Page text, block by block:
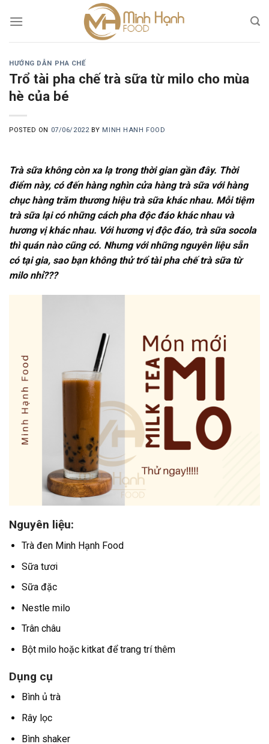
HƯỚNG DẪN PHA CHẾ
Trổ tài pha chế trà sữa từ milo cho mùa
hè của bé
POSTED ON 07/06/2022 BY MINH HANH FOOD
Trà sữa không còn xa lạ trong thời gian gần đây. Thời
điểm này, có đến hàng nghìn cửa hàng trà sữa với hàng
chục hàng trăm thương hiệu trà sữa khác nhau. Mỗi tiệm
trà sữa lại có những cách pha độc đáo khác nhau và
hương vị khác nhau. Với hương vị độc đáo, trà sữa socola
thì quán nào cũng có. Nhưng với những nguyên liệu sẵn
có tại gia, sao bạn không thử trổ tài pha chế trà sữa từ
milo nhỉ???
Nguyên liệu:
Trà đen Minh Hạnh Food
Sữa tươi
Sữa đặc
Nestle milo
Trân châu
Bột milo hoặc kitkat để trang trí thêm
Dụng cụ
Bình ủ trà
Rây lọc
Bình shaker